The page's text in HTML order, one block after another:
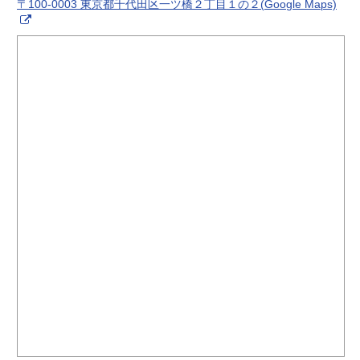
〒100-0003 東京都千代田区一ツ橋２丁目１の２(Google Maps)